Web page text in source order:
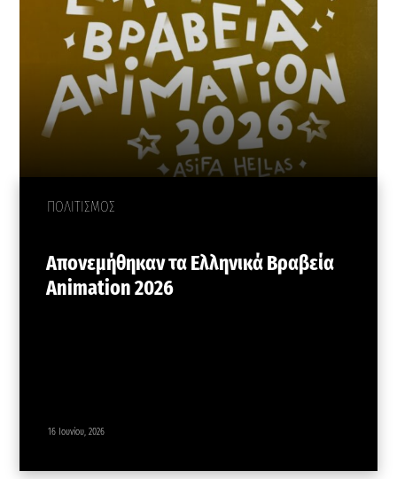
ΠΟΛΙΤΙΣΜΟΣ
Απονεμήθηκαν τα Ελληνικά Βραβεία
Animation 2026
16 Ιουνίου, 2026